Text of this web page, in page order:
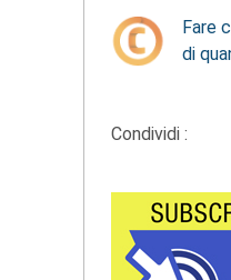
Fare
di
Condividi :